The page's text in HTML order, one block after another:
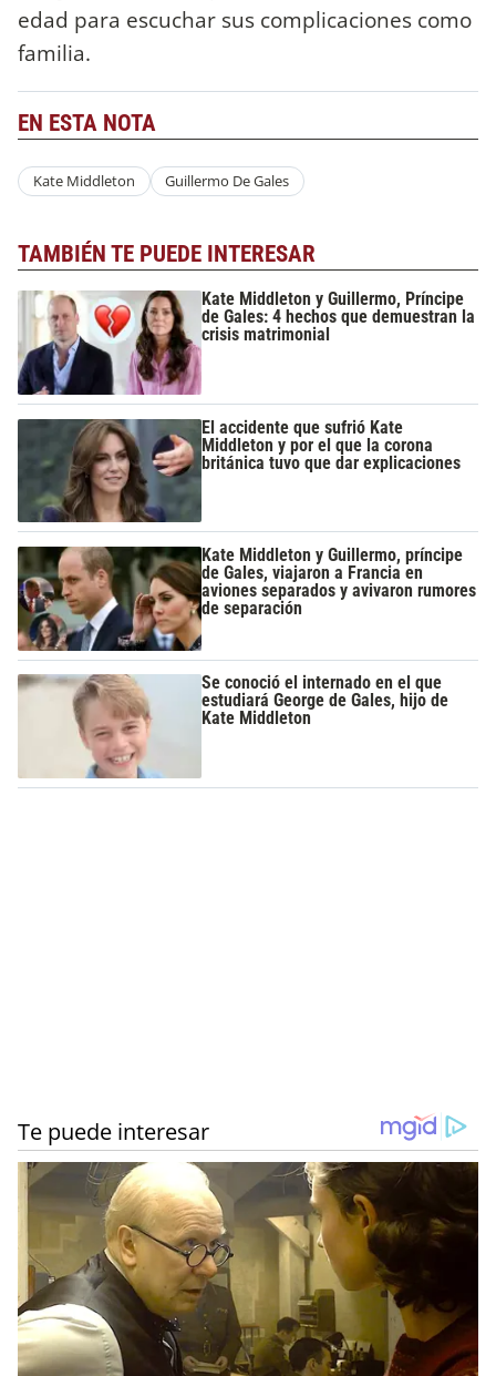
edad para escuchar sus complicaciones como
familia.
EN ESTA NOTA
Kate Middleton Guillermo De Gales
TAMBIÉN TE PUEDE INTERESAR
Kate Middleton y Guillermo, Príncipe
de Gales: 4 hechos que demuestran la
crisis matrimonial
El accidente que sufrió Kate
Middleton y por el que la corona
británica tuvo que dar explicaciones
Kate Middleton y Guillermo, príncipe
de Gales, viajaron a Francia en
aviones separados y avivaron rumores
de separación
Se conoció el internado en el que
estudiará George de Gales, hijo de
Kate Middleton